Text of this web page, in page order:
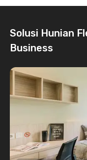
Solusi Hunian
Business